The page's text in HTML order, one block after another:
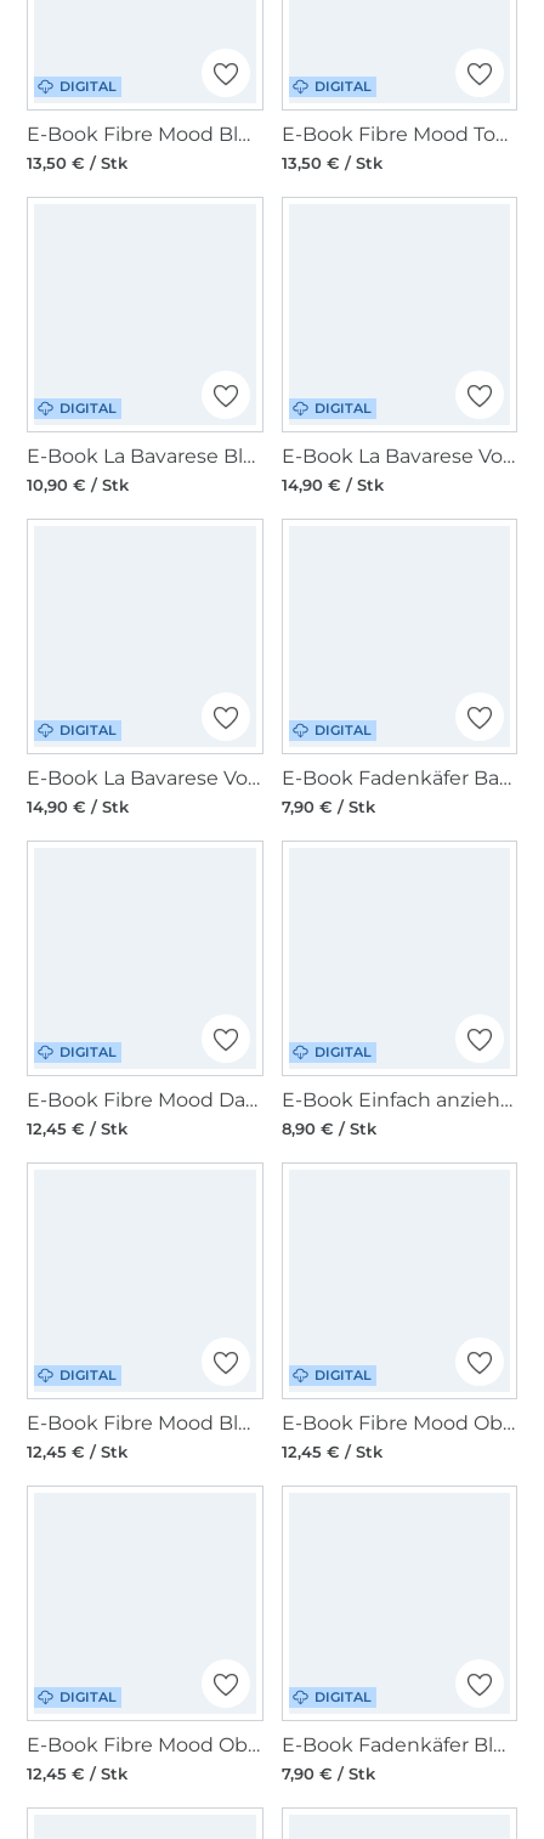
DIGITAL
E-Book Fibre Mood Bluse Rima Damen
13,50 € / Stk
DIGITAL
E-Book Fibre Mood Top Bryn Damen
13,50 € / Stk
DIGITAL
E-Book La Bavarese Bluse mit Rüschen Florentina
10,90 € / Stk
DIGITAL
E-Book La Bavarese Volantbluse Carrie C/D-Cup
14,90 € / Stk
DIGITAL
E-Book La Bavarese Volantbluse Carrie A/B-Cup
14,90 € / Stk
DIGITAL
E-Book Fadenkäfer Basic Bluse Damen
7,90 € / Stk
DIGITAL
E-Book Fibre Mood Damen Bluse Caren
12,45 € / Stk
DIGITAL
E-Book Einfach anziehend Damen-Bluse Leicht scharf gewürzt
8,90 € / Stk
DIGITAL
E-Book Fibre Mood Bluse Reya Fibre Mood x Geri
12,45 € / Stk
DIGITAL
E-Book Fibre Mood Oberteil/Kleid Zizou Damen
12,45 € / Stk
DIGITAL
E-Book Fibre Mood Oberteil Samira Damen
12,45 € / Stk
DIGITAL
E-Book Fadenkäfer Bluse Stella Damen
7,90 € / Stk